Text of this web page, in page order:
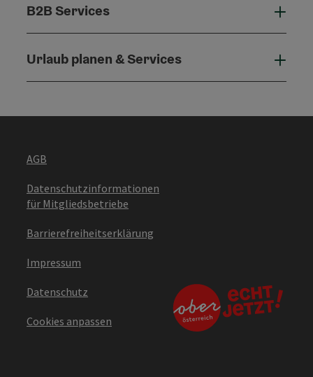
B2B Services
Urlaub planen & Services
AGB
Datenschutzinformationen
für Mitgliedsbetriebe
Barrierefreiheitserklärung
Impressum
Datenschutz
Cookies anpassen